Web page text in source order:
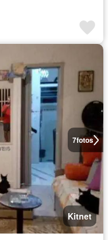
7fotos
Kitnet